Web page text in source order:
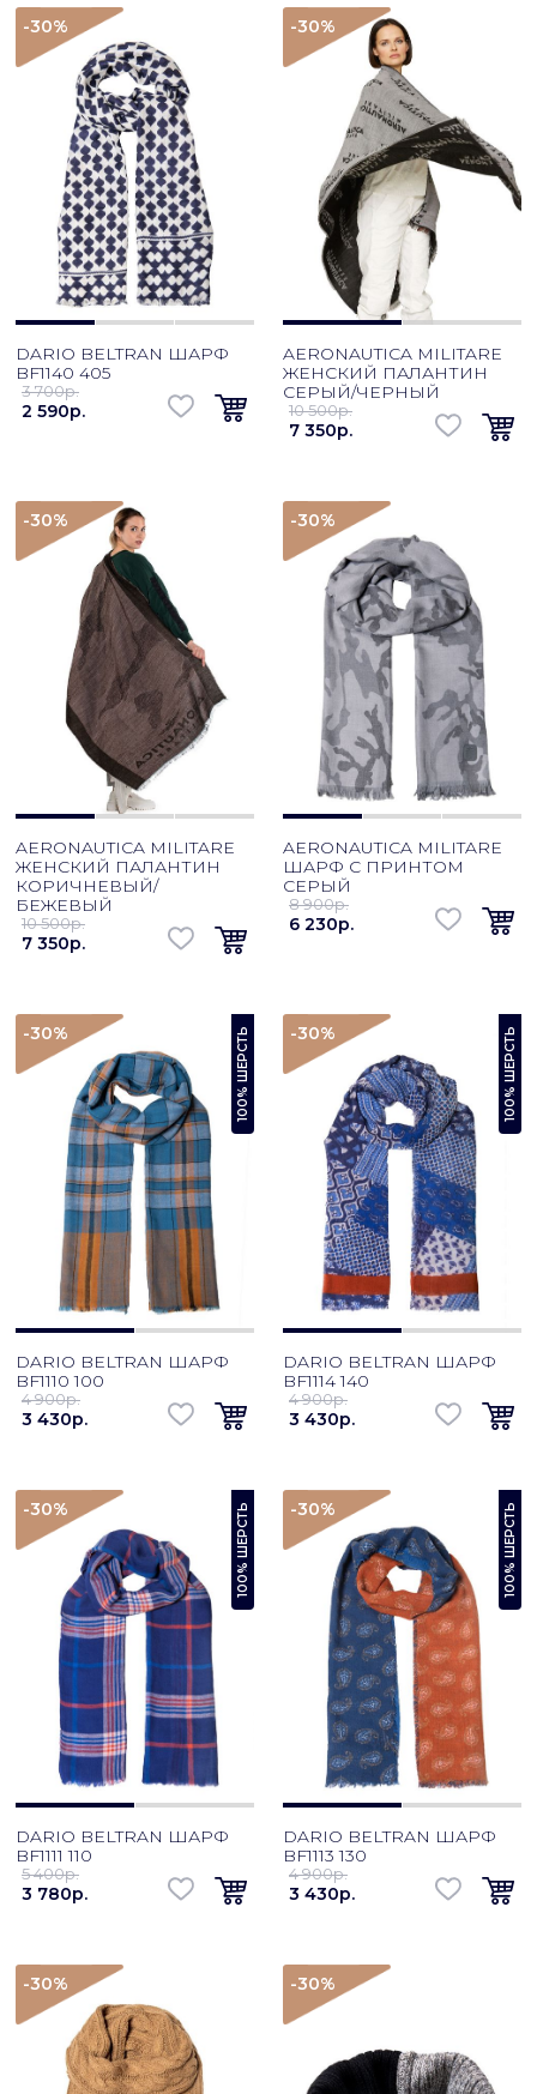
-30%
DARIO BELTRAN ШАРФ
BF1140 405
3 700p.
2 590p.
-30%
AERONAUTICA MILITARE
ЖЕНСКИЙ ПАЛАНТИН
СЕРЫЙ/ЧЕРНЫЙ
10 500p.
7 350p.
-30%
AERONAUTICA MILITARE
ЖЕНСКИЙ ПАЛАНТИН
КОРИЧНЕВЫЙ/
БЕЖЕВЫЙ
10 500p.
7 350p.
-30%
AERONAUTICA MILITARE
ШАРФ С ПРИНТОМ
СЕРЫЙ
8 900p.
6 230p.
-30% 100% ШЕРСТЬ
DARIO BELTRAN ШАРФ
BF1110 100
4 900p.
3 430p.
-30% 100% ШЕРСТЬ
DARIO BELTRAN ШАРФ
BF1114 140
4 900p.
3 430p.
-30% 100% ШЕРСТЬ
DARIO BELTRAN ШАРФ
BF1111 110
5 400p.
3 780p.
-30% 100% ШЕРСТЬ
DARIO BELTRAN ШАРФ
BF1113 130
4 900p.
3 430p.
-30% -30%